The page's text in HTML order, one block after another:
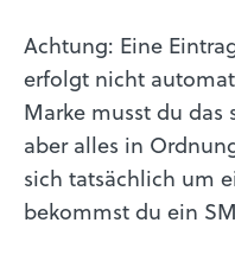
Achtung: Eine
erfolgt nicht
Marke musst du das
aber alles in
sich tatsächlich um
bekommst du ein